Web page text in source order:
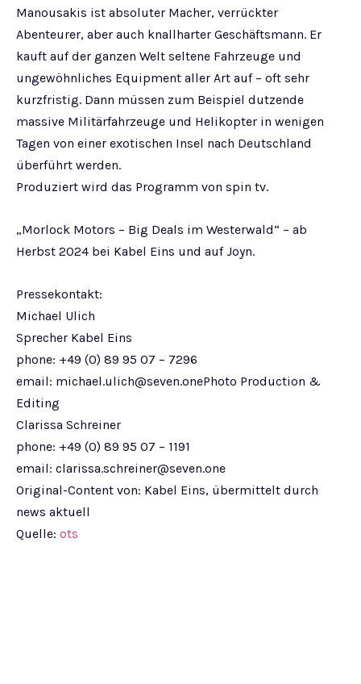
Manousakis ist absoluter Macher, verrückter
Abenteurer, aber auch knallharter Geschäftsmann. Er
kauft auf der ganzen Welt seltene Fahrzeuge und
ungewöhnliches Equipment aller Art auf – oft sehr
kurzfristig. Dann müssen zum Beispiel dutzende
massive Militärfahrzeuge und Helikopter in wenigen
Tagen von einer exotischen Insel nach Deutschland
überführt werden.
Produziert wird das Programm von spin tv.
„Morlock Motors – Big Deals im Westerwald“ – ab
Herbst 2024 bei Kabel Eins und auf Joyn.
Pressekontakt:
Michael Ulich
Sprecher Kabel Eins
phone: +49 (0) 89 95 07 – 7296
email: michael.ulich@seven.onePhoto Production &
Editing
Clarissa Schreiner
phone: +49 (0) 89 95 07 – 1191
email: clarissa.schreiner@seven.one
Original-Content von: Kabel Eins, übermittelt durch
news aktuell
Quelle: ots